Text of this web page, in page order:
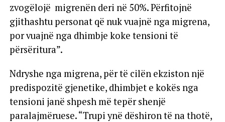
zvogëlojë migrenën deri në 50%. Përfitojnë
gjithashtu personat që nuk vuajnë nga migrena,
por vuajnë nga dhimbje koke tensioni të
përsëritura”.
Ndryshe nga migrena, për të cilën ekziston një
predispozitë gjenetike, dhimbjet e kokës nga
tensioni janë shpesh më tepër shenjë
paralajmëruese. “Trupi ynë dëshiron të na thotë,